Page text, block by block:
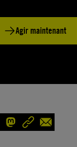
Agir maintenant